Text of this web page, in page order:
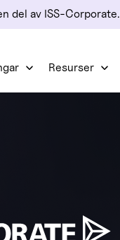
del av ISS-Corporate.
Resurser